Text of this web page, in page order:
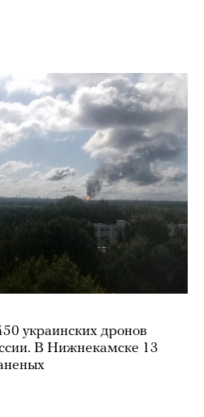
украинских дронов
В Нижнекамске 13